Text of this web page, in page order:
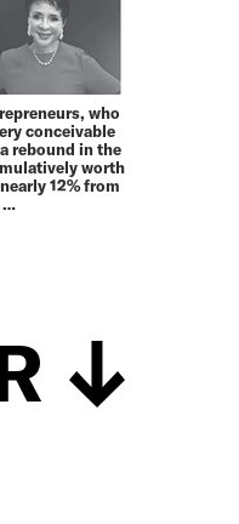
who
conceivable
rebound in the
worth
12% from
…